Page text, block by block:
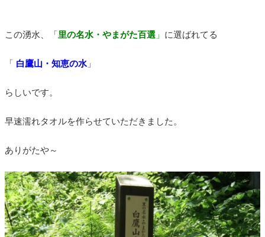
この湧水、「 里の名水・やまがた百選 」 に選ばれてる
「 白鷹山・知恵の水 」
らしいです。
早速濡れタオルを作らせていただきました。
ありがたや～